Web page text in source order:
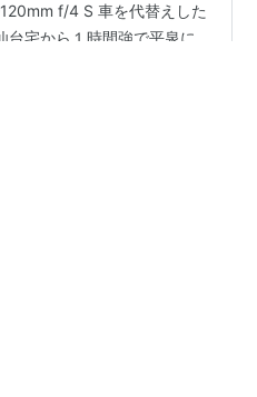
f/4 S 車を代替えした
台宅から１時間強で平泉に